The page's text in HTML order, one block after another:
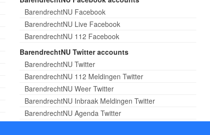
BarendrechtNU Facebook
BarendrechtNU Live Facebook
BarendrechtNU 112 Facebook
BarendrechtNU Twitter accounts
BarendrechtNU Twitter
BarendrechtNU 112 Meldingen Twitter
BarendrechtNU Weer Twitter
BarendrechtNU Inbraak Meldingen Twitter
BarendrechtNU Agenda Twitter